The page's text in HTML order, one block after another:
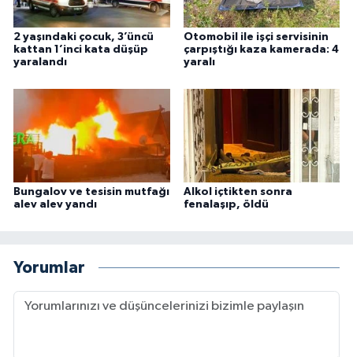
2 yaşındaki çocuk, 3’üncü
kattan 1’inci kata düşüp
yaralandı
Otomobil ile işçi servisinin
çarpıştığı kaza kamerada: 4
yaralı
Bungalov ve tesisin mutfağı
alev alev yandı
Alkol içtikten sonra
fenalaşıp, öldü
Yorumlar